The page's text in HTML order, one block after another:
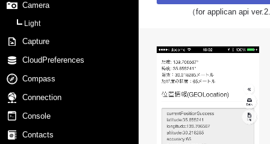
Camera
Light
Capture
CloudPreferences
Compass
Connection
Console
Contacts
（for applican api